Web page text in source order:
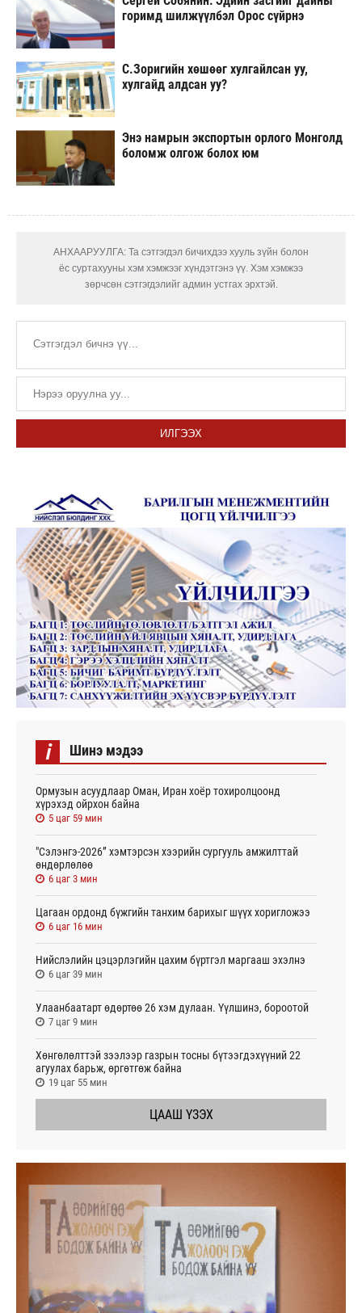
горимд шилжүүлбэл Орос сүйрнэ
С.Зоригийн хөшөөг хулгайлсан уу,
хулгайд алдсан уу?
Энэ намрын экспортын орлого Монголд
боломж олгож болох юм
АНХААРУУЛГА: Та сэтгэгдэл бичихдээ хууль зүйн болон
ёс суртахууны хэм хэмжээг хүндэтгэнэ үү. Хэм хэмжээ
зөрчсөн сэтгэгдэлийг админ устгах эрхтэй.
ИЛГЭЭХ
i Шинэ мэдээ
Ормузын асуудлаар Оман, Иран хоёр тохиролцоонд
хүрэхэд ойрхон байна
5 цаг 59 мин
"Сэлэнгэ-2026” хэмтэрсэн хээрийн сургууль амжилттай
өндөрлөлөө
6 цаг 3 мин
Цагаан ордонд бүжгийн танхим барихыг шүүх хоригложээ
6 цаг 16 мин
Нийслэлийн цэцэрлэгийн цахим бүртгэл маргааш эхэлнэ
6 цаг 39 мин
Улаанбаатарт өдөртөө 26 хэм дулаан. Үүлшинэ, бороотой
7 цаг 9 мин
Хөнгөлөлттэй зээлээр газрын тосны бүтээгдэхүүний 22
агуулах барьж, өргөтгөж байна
19 цаг 55 мин
ЦААШ ҮЗЭХ